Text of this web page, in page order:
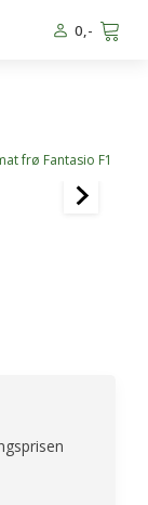
0,-
frø Fantasio F1